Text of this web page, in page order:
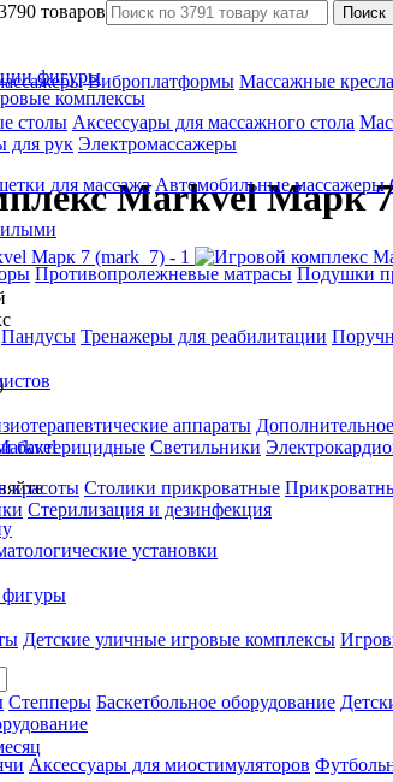
товаров
Виброплатформы Массажные кресла
столы Аксессуары для массажного стола
для рук Электромассажеры
для массажа Автомобильные массажеры
Противопролежневые матрасы Подушки
Пандусы Тренажеры для реабилитации
аппараты
бактерицидные Светильники
красоты Столики прикроватные
Стерилизация и дезинфекция
установки
фигуры
Детские уличные игровые комплексы
Степперы Баскетбольное оборудование
Аксессуары для миостимуляторов
Поиск
фигуры
комплексы
Markvel Марк